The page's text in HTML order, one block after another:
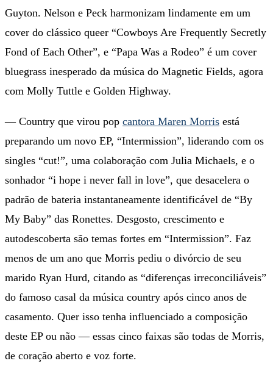
Guyton. Nelson e Peck harmonizam lindamente em um
cover do clássico queer “Cowboys Are Frequently Secretly
Fond of Each Other”, e “Papa Was a Rodeo” é um cover
bluegrass inesperado da música do Magnetic Fields, agora
com Molly Tuttle e Golden Highway.
— Country que virou pop cantora Maren Morris está
preparando um novo EP, “Intermission”, liderando com os
singles “cut!”, uma colaboração com Julia Michaels, e o
sonhador “i hope i never fall in love”, que desacelera o
padrão de bateria instantaneamente identificável de “By
My Baby” das Ronettes. Desgosto, crescimento e
autodescoberta são temas fortes em “Intermission”. Faz
menos de um ano que Morris pediu o divórcio de seu
marido Ryan Hurd, citando as “diferenças irreconciliáveis”
do famoso casal da música country após cinco anos de
casamento. Quer isso tenha influenciado a composição
deste EP ou não — essas cinco faixas são todas de Morris,
de coração aberto e voz forte.